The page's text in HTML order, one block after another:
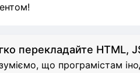
перекладайте HTML,
що програмістам